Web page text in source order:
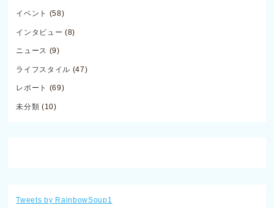
イベント (58)
インタビュー (8)
ニュース (9)
ライフスタイル (47)
レポート (69)
未分類 (10)
Tweets by RainbowSoup1